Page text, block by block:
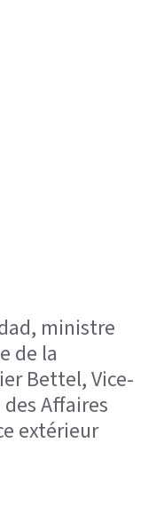
ministre
de la
Bettel, Vice-
Affaires
extérieur